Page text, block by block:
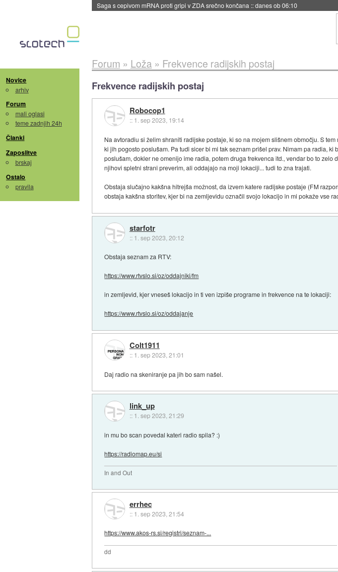
BMW v vozilih začel predvajati reklame::danes ob 06:09
Novice
arhiv
Forum
mali oglasi
teme zadnjih 24h
Članki
Zaposlitve
brskaj
Ostalo
pravila
Forum » Loža» Frekvence radijskih postaj
Frekvence radijskih postaj
Robocop1
:: 1. sep 2023, 19:14
Na avtoradiu si želim shraniti radijske postaje, ki so na mojem slišnem območju. S
ki jih pogosto poslušam. Pa tudi sicer bi mi tak seznam prišel prav. Nimam pa radia,
poslušam, dokler ne omenijo ime radia, potem druga frekvenca itd., vendar bo to
njihovi spletni strani preverim, ali oddajajo na moji lokaciji... tudi to zna trajati.
Obstaja slučajno kakšna hitrejša možnost, da izvem katere radijske postaje (FM
obstaja kakšna storitev, kjer bi na zemljevidu označil svojo lokacijo in mi pokaže vse
starfotr
:: 1. sep 2023, 20:12
Obstaja seznam za RTV:
https://www.rtvslo.si/oz/oddajniki/fm
in zemljevid, kjer vneseš lokacijo in ti ven izpiše programe in frekvence na te lokaciji:
https://www.rtvslo.si/oz/oddajanje
Colt1911
:: 1. sep 2023, 21:01
Daj radio na skeniranje pa jih bo sam našel.
link_up
:: 1. sep 2023, 21:29
in mu bo scan povedal kateri radio spila? :)
https://radiomap.eu/si
In and Out
errhec
:: 1. sep 2023, 21:54
https://www.akos-rs.si/registri/seznam-...
dd